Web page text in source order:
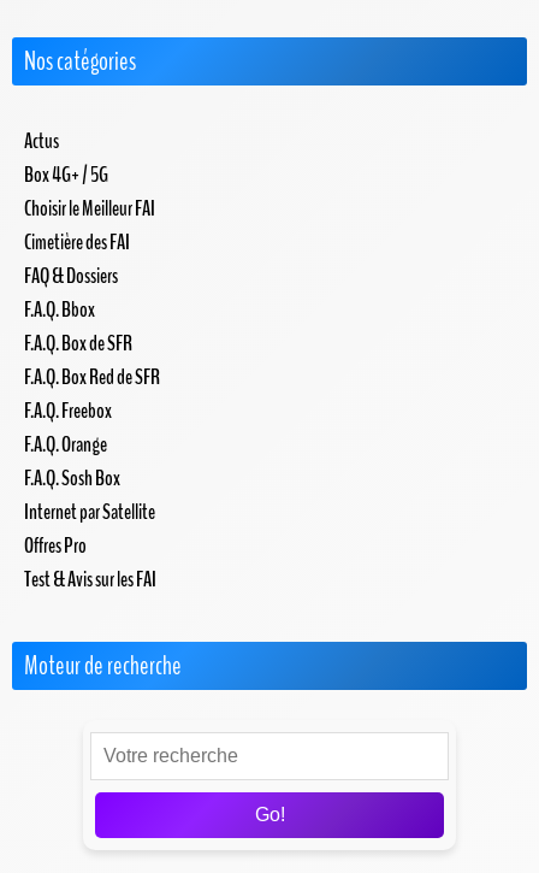
Nos catégories
Actus
Box 4G+ / 5G
Choisir le Meilleur FAI
Cimetière des FAI
FAQ & Dossiers
F.A.Q. Bbox
F.A.Q. Box de SFR
F.A.Q. Box Red de SFR
F.A.Q. Freebox
F.A.Q. Orange
F.A.Q. Sosh Box
Internet par Satellite
Offres Pro
Test & Avis sur les FAI
Moteur de recherche
Go!